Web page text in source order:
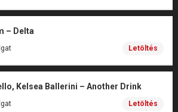
– Delta
Letöltés
Kelsea Ballerini – Another Drink
Letöltés